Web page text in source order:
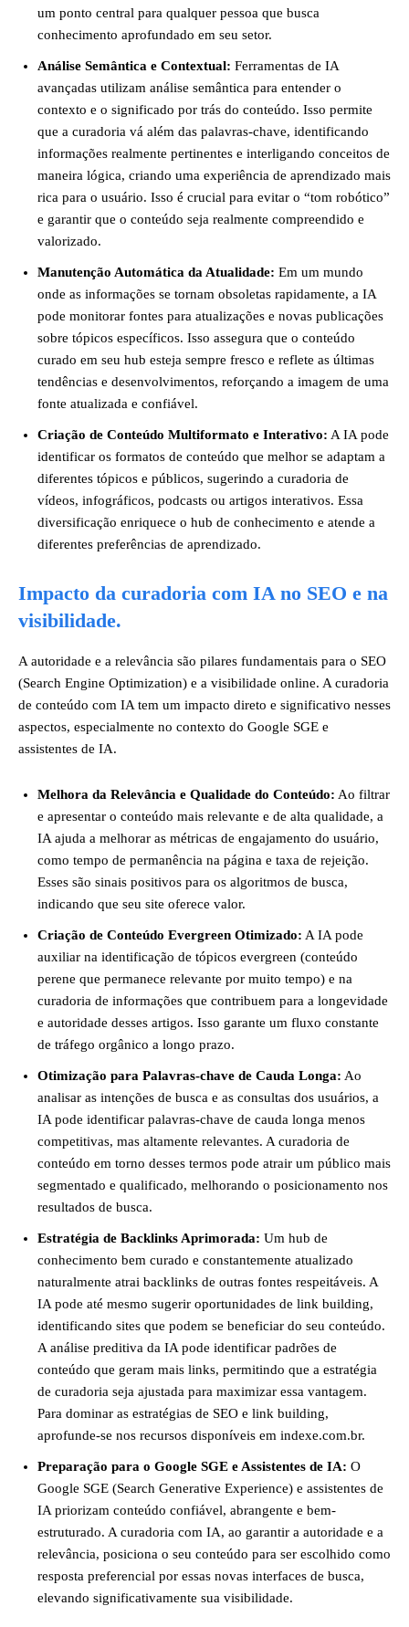
um ponto central para qualquer pessoa que busca
conhecimento aprofundado em seu setor.
Análise Semântica e Contextual: Ferramentas de IA
avançadas utilizam análise semântica para entender o
contexto e o significado por trás do conteúdo. Isso permite
que a curadoria vá além das palavras-chave, identificando
informações realmente pertinentes e interligando conceitos de
maneira lógica, criando uma experiência de aprendizado mais
rica para o usuário. Isso é crucial para evitar o “tom robótico”
e garantir que o conteúdo seja realmente compreendido e
valorizado.
Manutenção Automática da Atualidade: Em um mundo
onde as informações se tornam obsoletas rapidamente, a IA
pode monitorar fontes para atualizações e novas publicações
sobre tópicos específicos. Isso assegura que o conteúdo
curado em seu hub esteja sempre fresco e reflete as últimas
tendências e desenvolvimentos, reforçando a imagem de uma
fonte atualizada e confiável.
Criação de Conteúdo Multiformato e Interativo: A IA pode
identificar os formatos de conteúdo que melhor se adaptam a
diferentes tópicos e públicos, sugerindo a curadoria de
vídeos, infográficos, podcasts ou artigos interativos. Essa
diversificação enriquece o hub de conhecimento e atende a
diferentes preferências de aprendizado.
Impacto da curadoria com IA no SEO e na
visibilidade.
A autoridade e a relevância são pilares fundamentais para o SEO
(Search Engine Optimization) e a visibilidade online. A curadoria
de conteúdo com IA tem um impacto direto e significativo nesses
aspectos, especialmente no contexto do Google SGE e
assistentes de IA.
Melhora da Relevância e Qualidade do Conteúdo: Ao filtrar
e apresentar o conteúdo mais relevante e de alta qualidade, a
IA ajuda a melhorar as métricas de engajamento do usuário,
como tempo de permanência na página e taxa de rejeição.
Esses são sinais positivos para os algoritmos de busca,
indicando que seu site oferece valor.
Criação de Conteúdo Evergreen Otimizado: A IA pode
auxiliar na identificação de tópicos evergreen (conteúdo
perene que permanece relevante por muito tempo) e na
curadoria de informações que contribuem para a longevidade
e autoridade desses artigos. Isso garante um fluxo constante
de tráfego orgânico a longo prazo.
Otimização para Palavras-chave de Cauda Longa: Ao
analisar as intenções de busca e as consultas dos usuários, a
IA pode identificar palavras-chave de cauda longa menos
competitivas, mas altamente relevantes. A curadoria de
conteúdo em torno desses termos pode atrair um público mais
segmentado e qualificado, melhorando o posicionamento nos
resultados de busca.
Estratégia de Backlinks Aprimorada: Um hub de
conhecimento bem curado e constantemente atualizado
naturalmente atrai backlinks de outras fontes respeitáveis. A
IA pode até mesmo sugerir oportunidades de link building,
identificando sites que podem se beneficiar do seu conteúdo.
A análise preditiva da IA pode identificar padrões de
conteúdo que geram mais links, permitindo que a estratégia
de curadoria seja ajustada para maximizar essa vantagem.
Para dominar as estratégias de SEO e link building,
aprofunde-se nos recursos disponíveis em indexe.com.br.
Preparação para o Google SGE e Assistentes de IA: O
Google SGE (Search Generative Experience) e assistentes de
IA priorizam conteúdo confiável, abrangente e bem-
estruturado. A curadoria com IA, ao garantir a autoridade e a
relevância, posiciona o seu conteúdo para ser escolhido como
resposta preferencial por essas novas interfaces de busca,
elevando significativamente sua visibilidade.